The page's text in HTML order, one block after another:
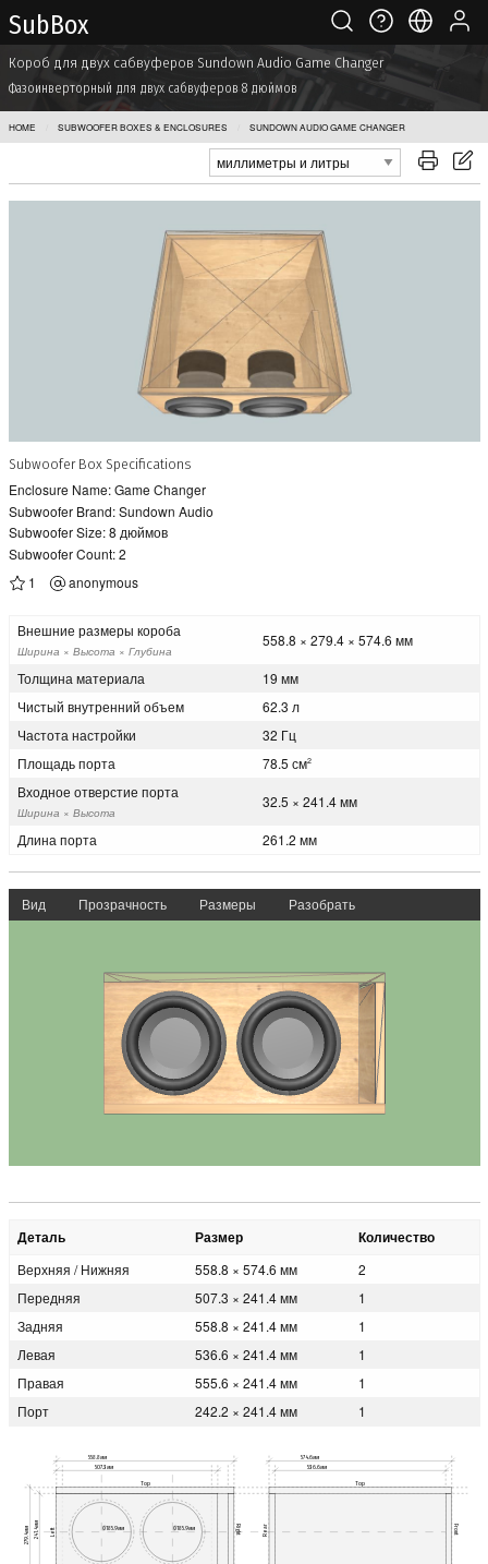
Sub Box
Короб для двух сабвуферов Sundown Audio Game Changer
Фазоинверторный для двух сабвуферов 8 дюймов
HOME SUBWOOFER BOXES & ENCLOSURES SUNDOWN AUDIO GAME CHANGER
Subwoofer Box Specifications
Enclosure Name: Game Changer
Subwoofer Brand: Sundown Audio
Subwoofer Size: 8 дюймов
Subwoofer Count: 2
1
anonymous
Внешние размеры короба
Ширина × Высота × Глубина
558.8 × 279.4 × 574.6 мм
Толщина материала
19 мм
Чистый внутренний объем
62.3 л
Частота настройки
32 Гц
Площадь порта
78.5 см2
Входное отверстие порта
Ширина × Высота
32.5 × 241.4 мм
Длина порта 261.2 мм
Вид Прозрачность Размеры Разобрать
Деталь Размер Количество
Верхняя / Нижняя 558.8 × 574.6 мм
2
Передняя
507.3 × 241.4 мм
1
Задняя
558.8 × 241.4 мм
1
Левая
536.6 × 241.4 мм
1
Правая
555.6 × 241.4 мм
1
Порт
242.2 × 241.4 мм 1
Ø185.9мм
Ø185.9мм
558.8мм
507.3мм
574.6мм
536.6мм
279.4мм 241.4мм
Top Top
Left Right Rear Front